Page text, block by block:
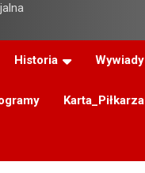
Historia Wywiady
Karta_Piłkarza